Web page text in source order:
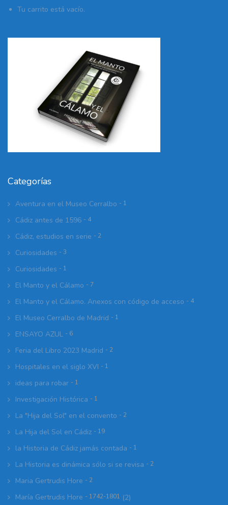
Tu carrito está vacío.
Categorías
Aventura en el Museo Cerralbo - 1
Cádiz antes de 1596 - 4
Cádiz, estudios en serie - 2
Curiosidades - 3
Curiosidades - 1
El Manto y el Cálamo - 7
El Manto y el Cálamo. Anexos con código de acceso - 4
El Museo Cerralbo de Madrid - 1
ENSAYO AZUL - 6
Feria del Libro 2023 Madrid - 2
Hospitales en el siglo XVI - 1
ideas para robar - 1
Investigación Histórica - 1
La "Hija del Sol" en el convento - 2
La Hija del Sol en Cádiz - 19
la Historia de Cádiz jamás contada - 1
La Historia es dinámica sólo si se revisa - 2
Maria Gertrudis Hore - 2
María Gertrudis Hore - 1742-1801 (2)